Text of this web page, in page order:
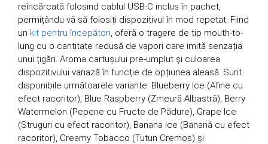
reîncărcată folosind cablul USB-C inclus în pachet,
permițându-vă să folosiți dispozitivul în mod repetat. Fiind
un kit pentru începători, oferă o tragere de tip mouth-to-
lung cu o cantitate redusă de vapori care imită senzația
unui țigări. Aroma cartușului pre-umplut și culoarea
dispozitivului variază în funcție de opțiunea aleasă. Sunt
disponibile următoarele variante: Blueberry Ice (Afine cu
efect racoritor), Blue Raspberry (Zmeură Albastră), Berry
Watermelon (Pepene cu Fructe de Pădure), Grape Ice
(Struguri cu efect racoritor), Banana Ice (Banană cu efect
racoritor), Creamy Tobacco (Tutun Cremos) și